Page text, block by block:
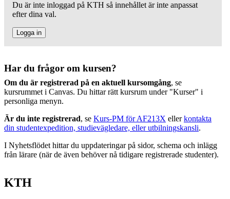
Du är inte inloggad på KTH så innehållet är inte anpassat
efter dina val.
Logga in
Har du frågor om kursen?
Om du är registrerad på en aktuell kursomgång, se
kursrummet i Canvas. Du hittar rätt kursrum under "Kurser" i
personliga menyn.
Är du inte registrerad, se Kurs-PM för AF213X ellerkontakta
din studentexpedition, studievägledare, eller utbilningskansli.
I Nyhetsflödet hittar du uppdateringar på sidor, schema och inlägg
från lärare (när de även behöver nå tidigare registrerade studenter).
KTH